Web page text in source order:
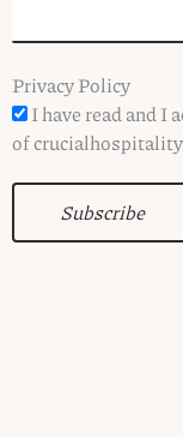
Privacy Policy
I have read and I
of
Subscribe